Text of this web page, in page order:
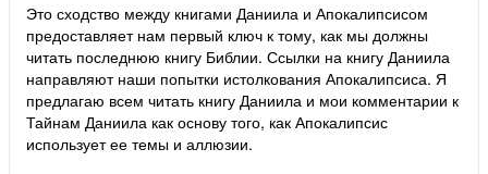
Это сходство между книгами Даниила и Апокалипсисом
предоставляет нам первый ключ к тому, как мы должны
читать последнюю книгу Библии. Ссылки на книгу Даниила
направляют наши попытки истолкования Апокалипсиса. Я
предлагаю всем читать книгу Даниила и мои комментарии к
Тайнам Даниила как основу того, как Апокалипсис
использует ее темы и аллюзии.